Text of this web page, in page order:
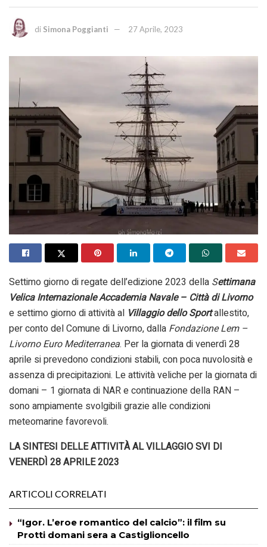
di Simona Poggianti 27 Aprile, 2023
Settimo giorno di regate dell’edizione 2023 della Settimana
Velica Internazionale Accademia Navale – Città di Livorno
e settimo giorno di attività al Villaggio dello Sportallestito,
per conto del Comune di Livorno, dalla Fondazione Lem –
Livorno Euro Mediterranea. Per la giornata di venerdì 28
aprile si prevedono condizioni stabili, con poca nuvolosità e
assenza di precipitazioni. Le attività veliche per la giornata di
domani – 1 giornata di NAR e continuazione della RAN –
sono ampiamente svolgibili grazie alle condizioni
meteomarine favorevoli.
LA SINTESI DELLE ATTIVITÀ AL VILLAGGIO SVI DI
VENERDÌ 28 APRILE 2023
ARTICOLI CORRELATI
“Igor. L’eroe romantico del calcio”: il film su
Protti domani sera a Castiglioncello